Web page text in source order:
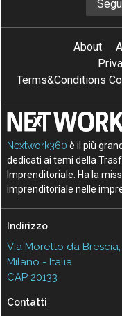
About
Terms&Conditions
Nextwork360 è il più
dedicati ai temi della
Imprenditoriale. Ha la
imprenditoriale nelle
Indirizzo
Via Moretto da Brescia,
Milano - Italia
CAP 20133
Contatti